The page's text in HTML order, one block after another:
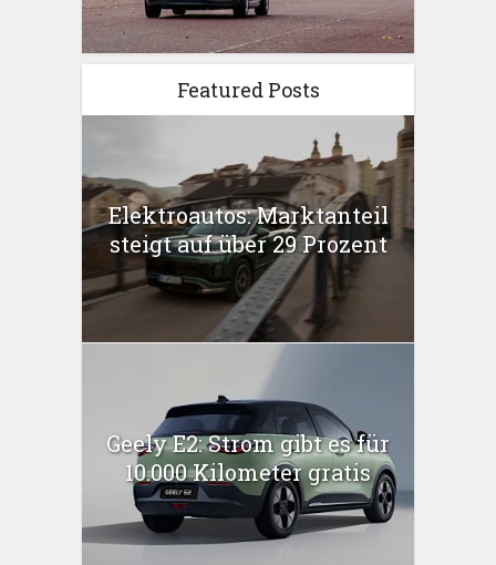
Featured Posts
Elektroautos: Marktanteil
steigt auf über 29 Prozent
Geely E2: Strom gibt es für
10.000 Kilometer gratis